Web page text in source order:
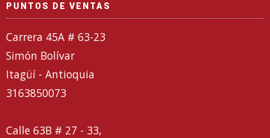
PUNTOS DE VENTAS
Carrera 45A # 63-23
Simón Bolívar
Itagüí - Antioquia
3163850073
Calle 63B # 27 - 33,